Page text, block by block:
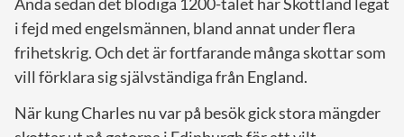
i fejd med engelsmännen, bland annat under flera
frihetskrig. Och det är fortfarande många skottar som
vill förklara sig självständiga från England.
När kung Charles nu var på besök gick stora mängder